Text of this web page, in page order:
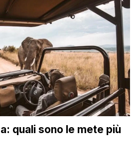
quali sono le mete più